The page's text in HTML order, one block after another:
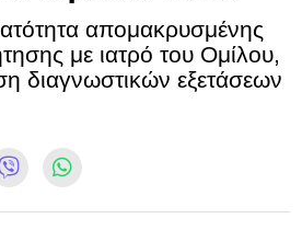
απομακρυσμένης
με ιατρό του Ομίλου,
διαγνωστικών εξετάσεων